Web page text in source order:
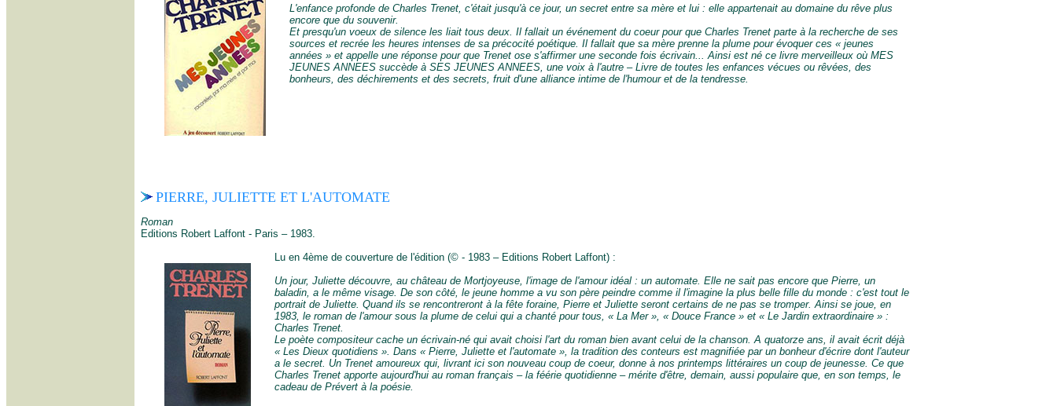
L'enfance profonde de Charles Trenet, c'était jusqu'à ce jour, un secret entre sa mère et lui : elle appartenait au domaine du rêve plus
encore que du souvenir.
Et presqu'un voeux de silence les liait tous deux. Il fallait un événement du coeur pour que Charles Trenet parte à la recherche de ses
sources et recrée les heures intenses de sa précocité poétique. Il fallait que sa mère prenne la plume pour évoquer ces « jeunes
années » et appelle une réponse pour que Trenet ose s'affirmer une seconde fois écrivain... Ainsi est né ce livre merveilleux où MES
JEUNES ANNEES succède à SES JEUNES ANNEES, une voix à l'autre – Livre de toutes les enfances vécues ou rêvées, des
bonheurs, des déchirements et des secrets, fruit d'une alliance intime de l'humour et de la tendresse.
PIERRE, JULIETTE ET L'AUTOMATE
Roman
Editions Robert Laffont - Paris – 1983.
Lu en 4ème de couverture de l'édition (© - 1983 – Editions Robert Laffont) :
Un jour, Juliette découvre, au château de Mortjoyeuse, l'image de l'amour idéal : un automate. Elle ne sait pas encore que Pierre, un
baladin, a le même visage. De son côté, le jeune homme a vu son père peindre comme il l'imagine la plus belle fille du monde : c'est tout le
portrait de Juliette. Quand ils se rencontreront à la fête foraine, Pierre et Juliette seront certains de ne pas se tromper. Ainsi se joue, en
1983, le roman de l'amour sous la plume de celui qui a chanté pour tous, « La Mer », « Douce France » et « Le Jardin extraordinaire » :
Charles Trenet.
Le poète compositeur cache un écrivain-né qui avait choisi l'art du roman bien avant celui de la chanson. A quatorze ans, il avait écrit déjà
« Les Dieux quotidiens ». Dans « Pierre, Juliette et l'automate », la tradition des conteurs est magnifiée par un bonheur d'écrire dont l'auteur
a le secret. Un Trenet amoureux qui, livrant ici son nouveau coup de coeur, donne à nos printemps littéraires un coup de jeunesse. Ce que
Charles Trenet apporte aujourd'hui au roman français – la féérie quotidienne – mérite d'être, demain, aussi populaire que, en son temps, le
cadeau de Prévert à la poésie.